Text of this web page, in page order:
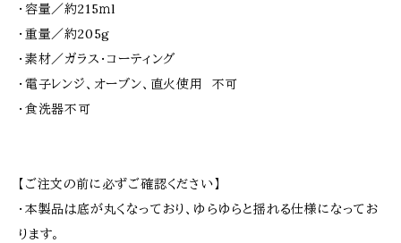
・容量／約215ｍl
・重量／約205g
・素材／ガラス・コーティング
・電子レンジ、オーブン、直火使用 不可
・食洗器不可
【ご注文の前に必ずご確認ください】
・本製品は底が丸くなっており、ゆらゆらと揺れる仕様になってお
ります。